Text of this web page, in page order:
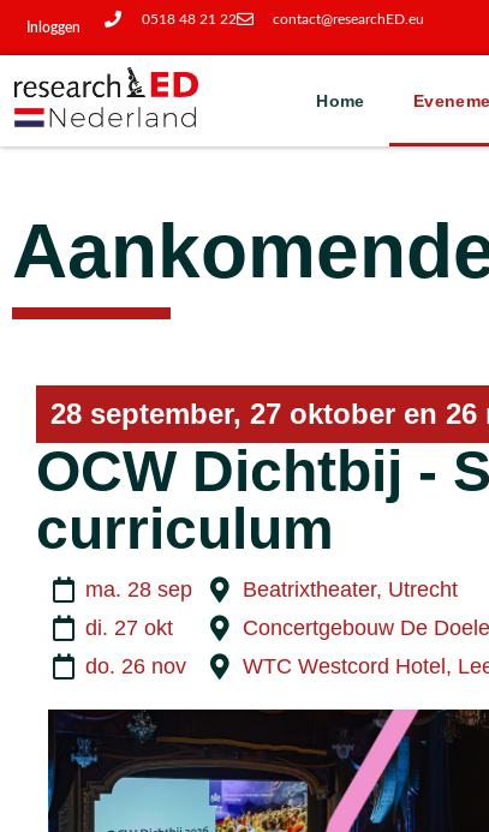
Inloggen
0518 48 21 22 contact@researchED.eu
Home
28 september, 27 oktober en 26
OCW Dichtbij -
curriculum
ma. 28 sep
di. 27 okt
do. 26 nov
Beatrixtheater, Utrecht
Concertgebouw De
WTC Westcord Hotel,